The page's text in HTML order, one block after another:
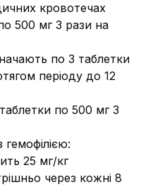
кровотечах
500 мг 3 рази на
по 3 таблетки
періоду до 12
по 500 мг 3
гемофілією:
25 мг/кг
через кожні 8